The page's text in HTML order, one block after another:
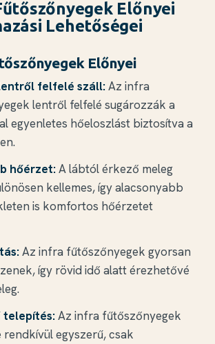
Előnyei
Lehetőségei
Előnyei
felfelé száll:Az infra
lentről felfelé sugározzák a
egyenletes hőeloszlást biztosítva a
hőérzet:A lábtól érkező meleg
kellemes, így alacsonyabb
is komfortos hőérzetet
Az infra fűtőszőnyegek gyorsan
így rövid idő alatt érezhetővé
telepítés:Az infra fűtőszőnyegek
rendkívül egyszerű, csak